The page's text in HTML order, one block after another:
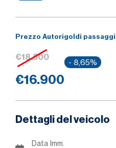
Prezzo Autorigoldi
€18.500 - 8,65%
€16.900
Dettagli del veicolo
Data Imm.